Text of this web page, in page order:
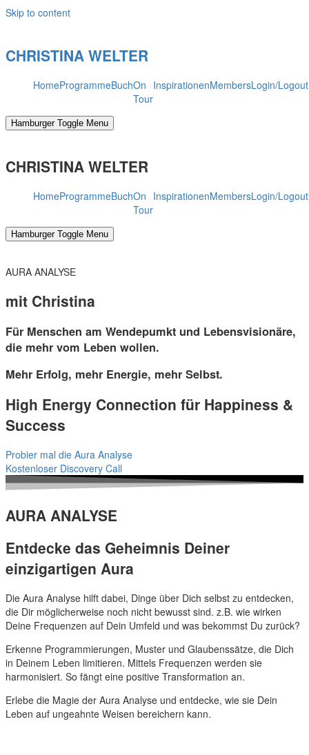
Skip to content
CHRISTINA WELTER
HomeProgrammeBuchOn
Tour
InspirationenMembersLogin/Logout
Hamburger Toggle Menu
CHRISTINA WELTER
HomeProgrammeBuchOn
Tour
InspirationenMembersLogin/Logout
Hamburger Toggle Menu
AURA ANALYSE
mit Christina
Für Menschen am Wendepumkt und Lebensvisionäre,
die mehr vom Leben wollen.
Mehr Erfolg, mehr Energie, mehr Selbst.
High Energy Connection für Happiness &
Success
Probier mal die Aura Analyse
Kostenloser Discovery Call
AURA ANALYSE
Entdecke das Geheimnis Deiner
einzigartigen Aura
Die Aura Analyse hilft dabei, Dinge über Dich selbst zu entdecken,
die Dir möglicherweise noch nicht bewusst sind. z.B. wie wirken
Deine Frequenzen auf Dein Umfeld und was bekommst Du zurück?
Erkenne Programmierungen, Muster und Glaubenssätze, die Dich
in Deinem Leben limitieren. Mittels Frequenzen werden sie
harmonisiert. So fängt eine positive Transformation an.
Erlebe die Magie der Aura Analyse und entdecke, wie sie Dein
Leben auf ungeahnte Weisen bereichern kann.